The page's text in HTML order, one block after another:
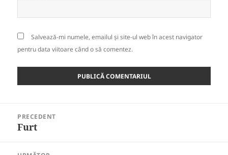
Salvează-mi numele, emailul și site-ul web în acest navigator
pentru data viitoare când o să comentez.
articole
PRECEDENT
Articolul
Furt